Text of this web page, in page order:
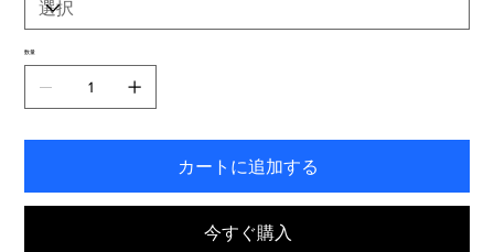
数量
カートに追加する
今すぐ購入